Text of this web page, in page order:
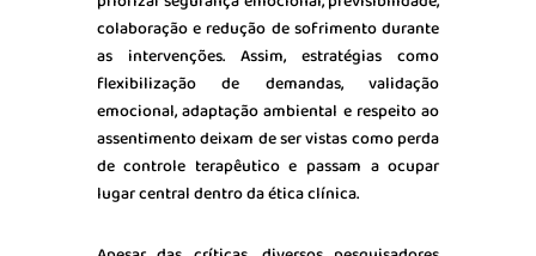
colaboração e redução de sofrimento durante
as intervenções. Assim, estratégias como
flexibilização de demandas, validação
emocional, adaptação ambiental e respeito ao
assentimento deixam de ser vistas como perda
de controle terapêutico e passam a ocupar
lugar central dentro da ética clínica.